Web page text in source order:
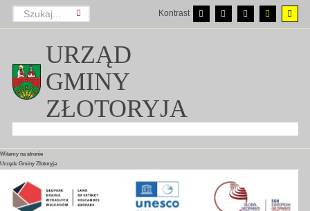
Kontrast
URZĄD
GMINY
ZŁOTORYJA
Witamy na stronie
Urzędu Gminy Złotoryja
Witamy na stronie
Urzędu Gminy Złotoryja
Witamy na stronie
Urzędu Gminy Złotoryja